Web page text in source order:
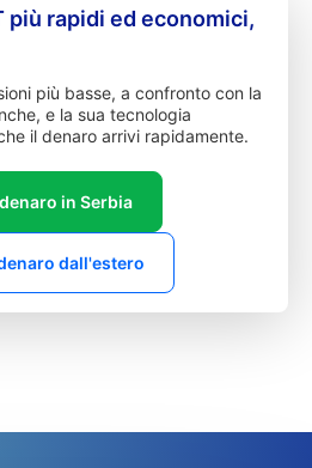
più rapidi ed economici,
più basse, a confronto con la
e la sua tecnologia
il denaro arrivi rapidamente.
in Serbia
dall'estero